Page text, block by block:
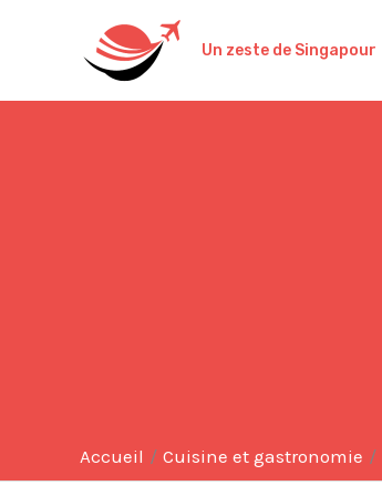
Un zeste de Singapour
Accueil Cuisine et gastronomie